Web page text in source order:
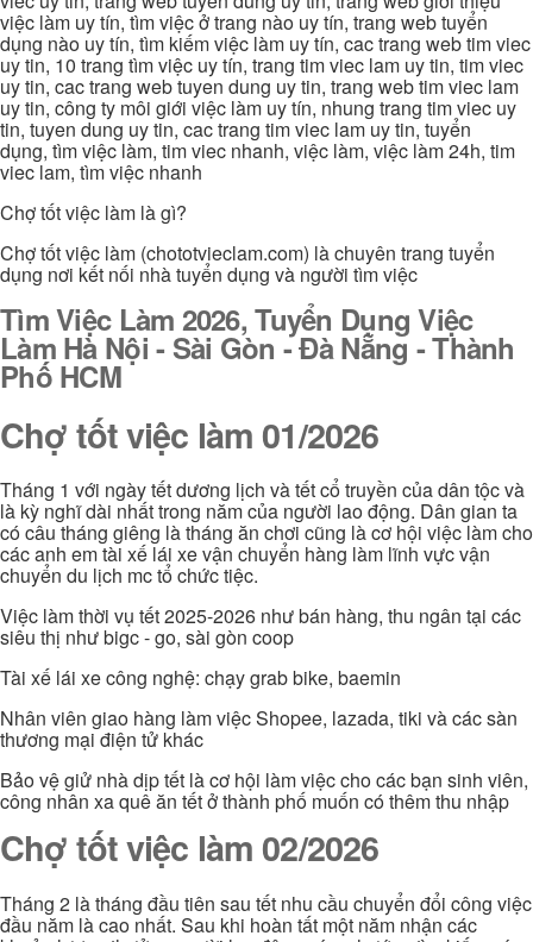
việc làm uy tín, tìm việc ở trang nào uy tín, trang web tuyển
dụng nào uy tín, tìm kiếm việc làm uy tín, cac trang web tim viec
uy tin, 10 trang tìm việc uy tín, trang tim viec lam uy tin, tim viec
uy tin, cac trang web tuyen dung uy tin, trang web tim viec lam
uy tin, công ty môi giới việc làm uy tín, nhung trang tim viec uy
tin, tuyen dung uy tin, cac trang tim viec lam uy tin, tuyển
dụng, tìm việc làm, tim viec nhanh, việc làm, việc làm 24h, tim
viec lam, tìm việc nhanh
Chợ tốt việc làm là gì?
Chợ tốt việc làm (chototvieclam.com) là chuyên trang tuyển
dụng nơi kết nối nhà tuyển dụng và người tìm việc
Tìm Việc Làm 2026, Tuyển Dụng Việc
Làm Hà Nội - Sài Gòn - Đà Nẵng - Thành
Phố HCM
Chợ tốt việc làm 01/2026
Tháng 1 với ngày tết dương lịch và tết cổ truyền của dân tộc và
là kỳ nghĩ dài nhất trong năm của người lao động. Dân gian ta
có câu tháng giêng là tháng ăn chơi cũng là cơ hội việc làm cho
các anh em tài xế lái xe vận chuyển hàng làm lĩnh vực vận
chuyển du lịch mc tổ chức tiệc.
Việc làm thời vụ tết 2025-2026 như bán hàng, thu ngân tại các
siêu thị như bigc - go, sài gòn coop
Tài xế lái xe công nghệ: chạy grab bike, baemin
Nhân viên giao hàng làm việc Shopee, lazada, tiki và các sàn
thương mại điện tử khác
Bảo vệ giử nhà dịp tết là cơ hội làm việc cho các bạn sinh viên,
công nhân xa quê ăn tết ở thành phố muốn có thêm thu nhập
Chợ tốt việc làm 02/2026
Tháng 2 là tháng đầu tiên sau tết nhu cầu chuyển đổi công việc
đầu năm là cao nhất. Sau khi hoàn tất một năm nhận các